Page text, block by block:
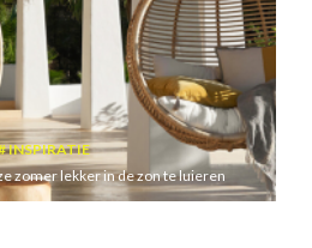
INSPIRATIE
zomer lekker in de zon te luieren